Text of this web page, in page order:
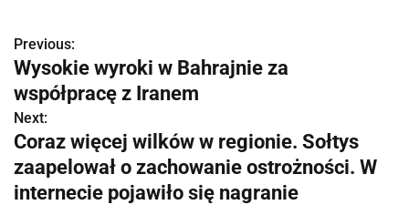
N
a
w
i
g
Previous:
Wysokie wyroki w Bahrajnie za
współpracę z Iranem
Next:
Coraz więcej wilków w regionie. Sołtys
zaapelował o zachowanie ostrożności. W
internecie pojawiło się nagranie